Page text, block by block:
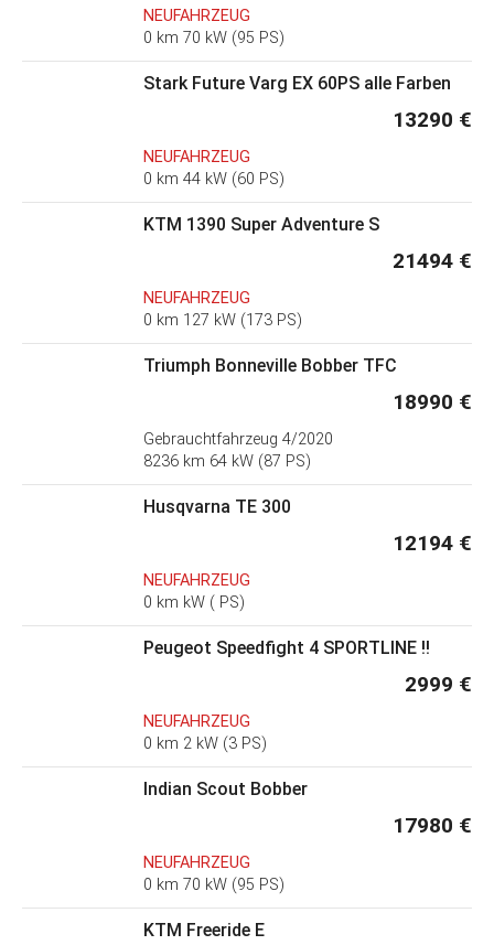
NEUFAHRZEUG
0 km 70 kW (95 PS)
Stark Future Varg EX 60PS alle Farben
13290 €
NEUFAHRZEUG
0 km 44 kW (60 PS)
KTM 1390 Super Adventure S
21494 €
NEUFAHRZEUG
0 km 127 kW (173 PS)
Triumph Bonneville Bobber TFC
18990 €
Gebrauchtfahrzeug 4/2020
8236 km 64 kW (87 PS)
Husqvarna TE 300
12194 €
NEUFAHRZEUG
0 km kW ( PS)
Peugeot Speedfight 4 SPORTLINE !!
2999 €
NEUFAHRZEUG
0 km 2 kW (3 PS)
Indian Scout Bobber
17980 €
NEUFAHRZEUG
0 km 70 kW (95 PS)
KTM Freeride E